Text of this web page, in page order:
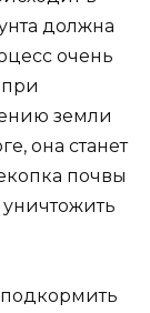
должна
очень
земли
она станет
почвы